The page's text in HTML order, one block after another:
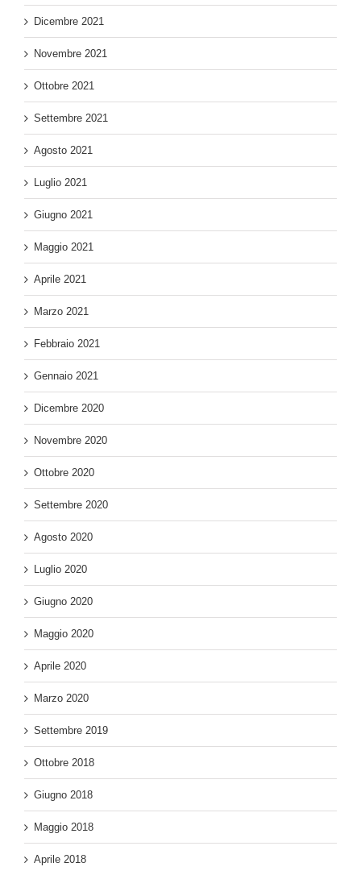
Dicembre 2021
Novembre 2021
Ottobre 2021
Settembre 2021
Agosto 2021
Luglio 2021
Giugno 2021
Maggio 2021
Aprile 2021
Marzo 2021
Febbraio 2021
Gennaio 2021
Dicembre 2020
Novembre 2020
Ottobre 2020
Settembre 2020
Agosto 2020
Luglio 2020
Giugno 2020
Maggio 2020
Aprile 2020
Marzo 2020
Settembre 2019
Ottobre 2018
Giugno 2018
Maggio 2018
Aprile 2018